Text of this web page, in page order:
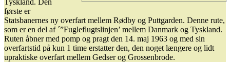
første er
Statsbanernes ny overfart mellem Rødby og Puttgarden. Denne rute,
som er en del af ´”Fugleflugtslinjen’ mellem Danmark og Tyskland.
Ruten åbner med pomp og pragt den 14. maj 1963 og med sin
overfartstid på kun 1 time erstatter den, den noget længere og lidt
upraktiske overfart mellem Gedser og Grossenbrode.